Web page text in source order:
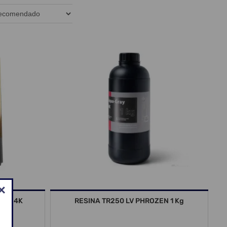
4K RESINA TR250 LV PHROZEN 1 Kg